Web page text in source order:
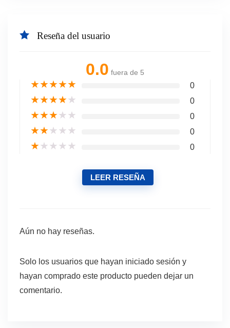
Reseña del usuario
0.0 fuera de 5
★★★★★ 0
★★★★★ 0
★★★★★ 0
★★★★★ 0
★★★★★ 0
LEER RESEÑA
Aún no hay reseñas.
Solo los usuarios que hayan iniciado sesión y
hayan comprado este producto pueden dejar un
comentario.